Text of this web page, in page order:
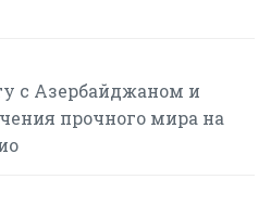
с Азербайджаном и
прочного мира на